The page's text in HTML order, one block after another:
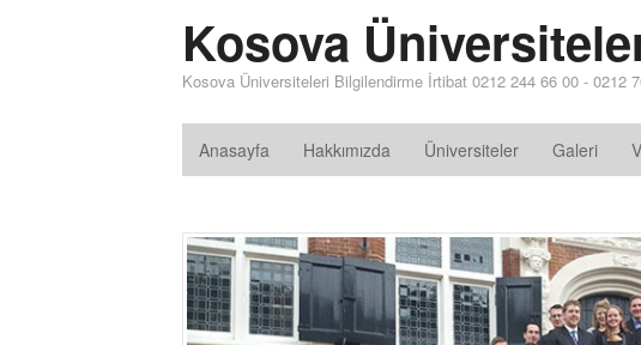
Kosova
Kosova Üniversiteleri Bilgilendirme İrtibat 0212 244 66 00 - 0212
Anasayfa Hakkımızda Üniversiteler Galeri